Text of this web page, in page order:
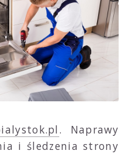
. Naprawy
i śledzenia strony